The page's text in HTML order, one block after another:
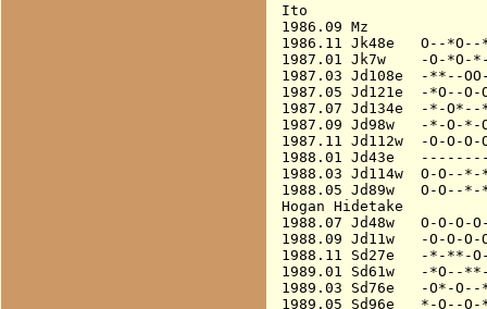
Ito
1986.09 Mz
1986.11 Jk48e   O--
1987.01 Jk7w    -O-*O-
1987.03 Jd108e  -**--
1987.05 Jd121e  -*O--
1987.07 Jd134e  -*-O*--
1987.09 Jd98w   -*-O-
1987.11 Jd112w  -O-O-
1988.01 Jd43e
1988.03 Jd114w  O-O--
1988.05 Jd89w   O-O--*-
Hogan Hidetake
1988.07 Jd48w   O-O-O-
1988.09 Jd11w   -O-O-O-
1988.11 Sd27e   -*-**-
1989.01 Sd61w   -*O--
1989.03 Sd76e   -O*-
1989.05 Sd96e   *-O--